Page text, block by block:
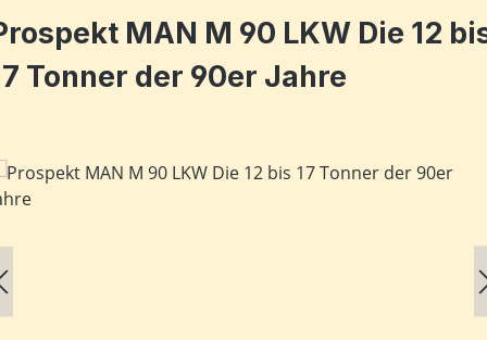
MAN M 90 LKW Die 12
Tonner der 90er Jahre
überspringen